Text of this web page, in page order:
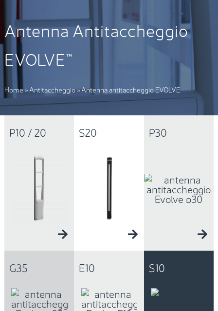
Antenna Antitaccheggio
EVOLVE™
Home»Antitaccheggio»Antenna antitaccheggio EVOLVE
P10 / 20 S20 P30
G35 E10 S10